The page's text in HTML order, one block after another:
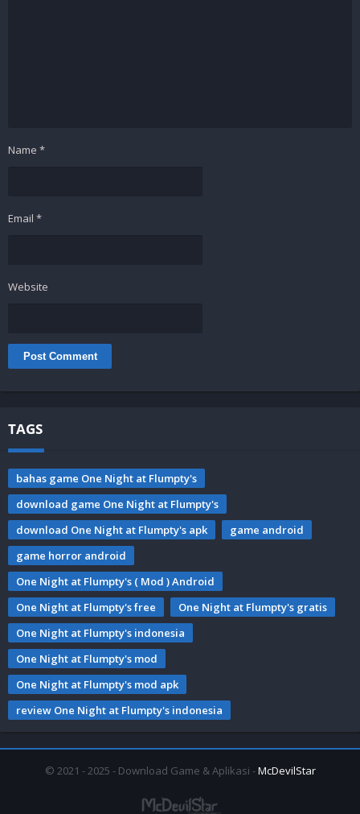
Name *
Email *
Website
TAGS
bahas game One Night at Flumpty's
download game One Night at Flumpty's
download One Night at Flumpty's apk
game android
game horror android
One Night at Flumpty's ( Mod ) Android
One Night at Flumpty's free
One Night at Flumpty's gratis
One Night at Flumpty's indonesia
One Night at Flumpty's mod
One Night at Flumpty's mod apk
review One Night at Flumpty's indonesia
© 2021 - 2025 - Download Game & Aplikasi -McDevilStar